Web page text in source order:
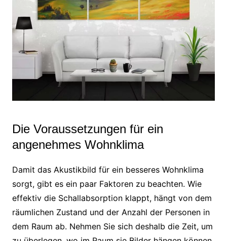
Die Voraussetzungen für ein
angenehmes Wohnklima
Damit das Akustikbild für ein besseres Wohnklima
sorgt, gibt es ein paar Faktoren zu beachten. Wie
effektiv die Schallabsorption klappt, hängt von dem
räumlichen Zustand und der Anzahl der Personen in
dem Raum ab. Nehmen Sie sich deshalb die Zeit, um